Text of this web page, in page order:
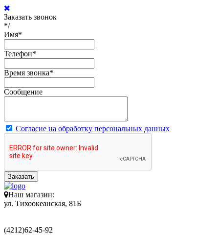
Заказать звонок
*/
Имя*
Телефон*
Время звонка*
Сообщение
Согласие на обработку персональных данных
Заказать
Наш магазин:
ул. Тихоокеанская, 81Б
(4212)62-45-92